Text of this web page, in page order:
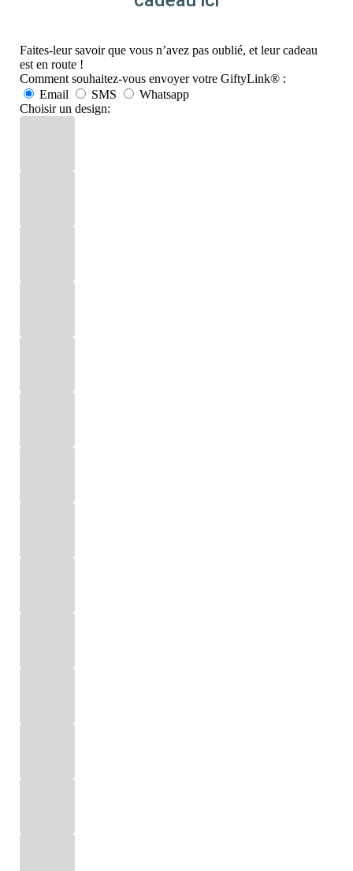
Faites-leur savoir que vous n’avez pas oublié, et leur cadeau
est en route !
Comment souhaitez-vous envoyer votre GiftyLink® :
Email
SMS
Whatsapp
Choisir un design: